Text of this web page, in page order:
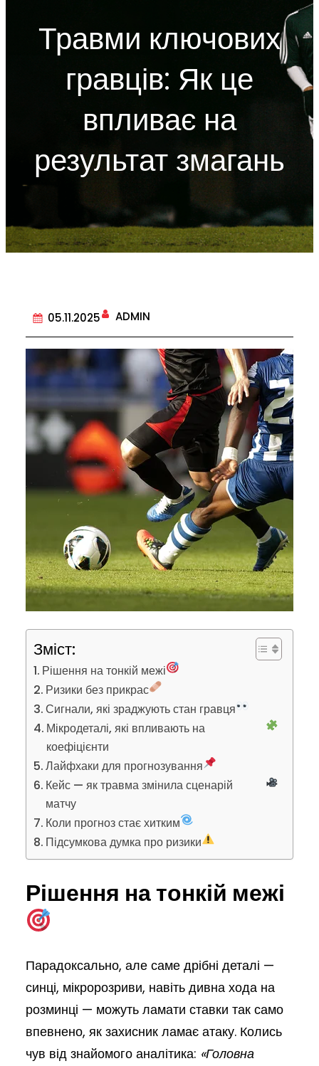
h
Травми ключових
гравців: Як це
впливає на
результат змагань
05.11.2025 ADMIN
Зміст:
Рішення на тонкій межі
Ризики без прикрас
Сигнали, які зраджують стан гравця
Мікродеталі, які впливають на
коефіцієнти
Лайфхаки для прогнозування
Кейс — як травма змінила сценарій
матчу
Коли прогноз стає хитким
Підсумкова думка про ризики
Рішення на тонкій межі
Парадоксально, але саме дрібні деталі —
синці, мікророзриви, навіть дивна хода на
розминці — можуть ламати ставки так само
впевнено, як захисник ламає атаку. Колись
чув від знайомого аналітика: «Головна